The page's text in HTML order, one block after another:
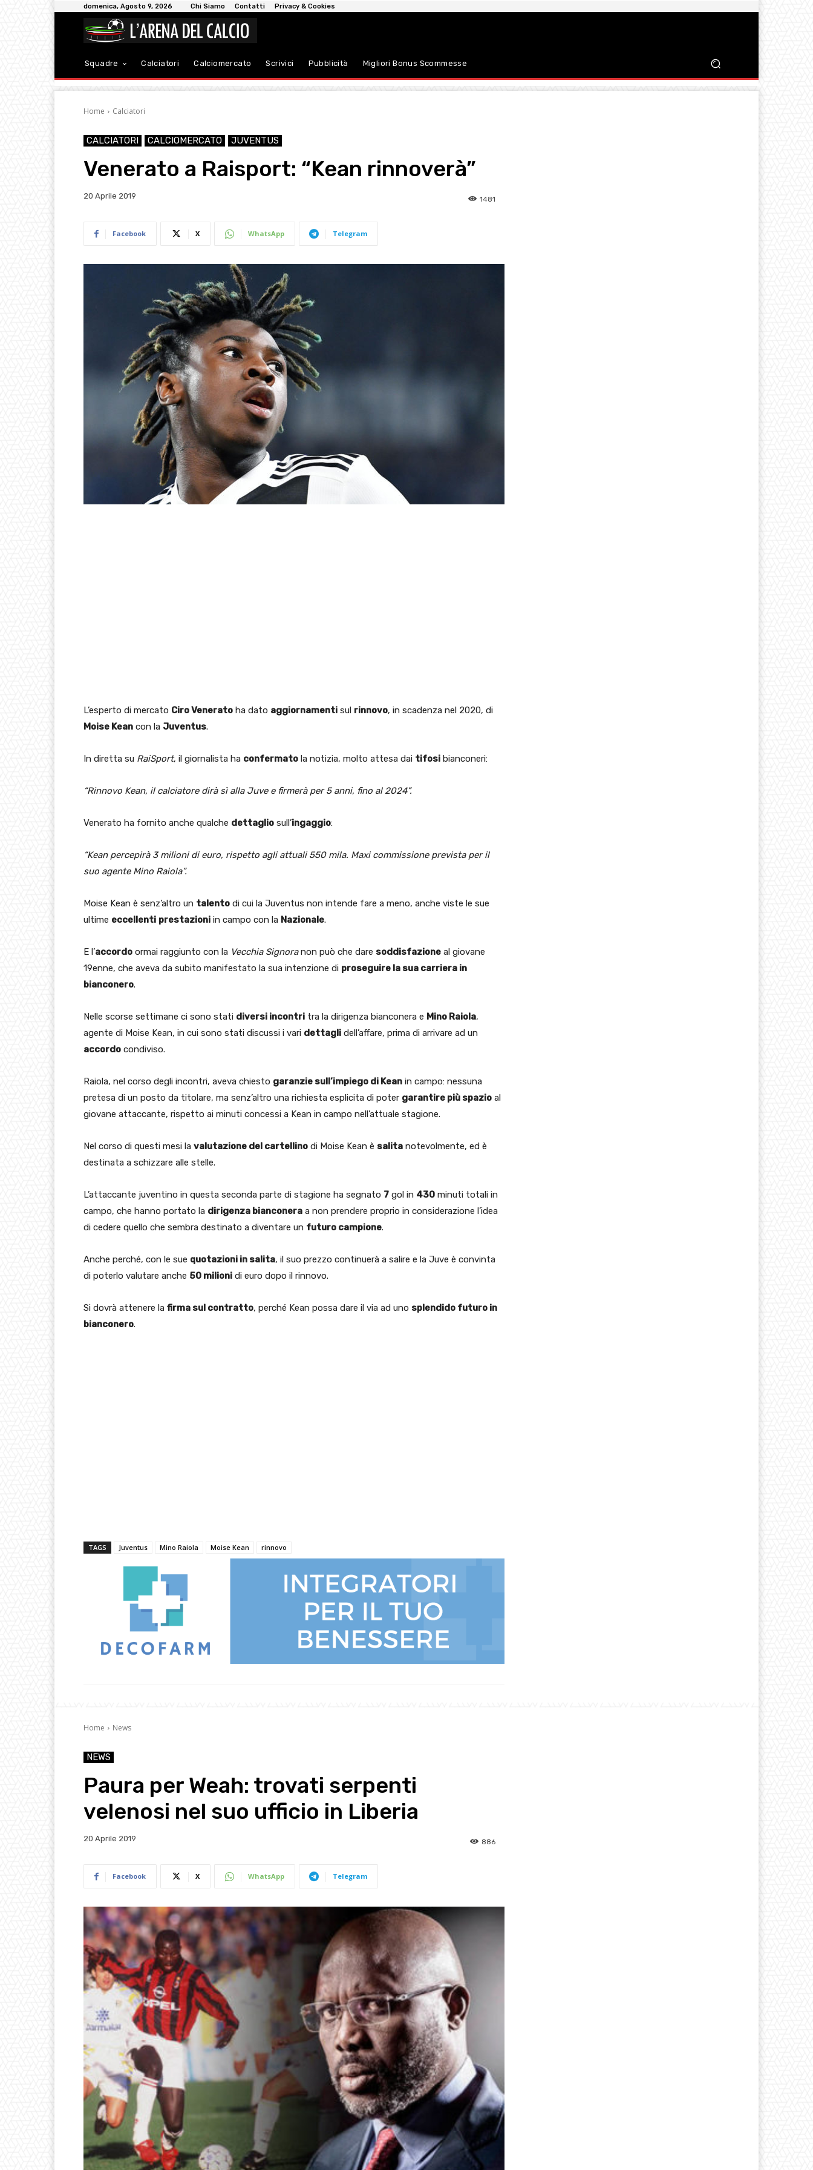
domenica, Agosto 9, 2026 Chi Siamo Contatti Privacy & Cookies
Squadre Calciatori Calciomercato Scrivici Pubblicità Migliori Bonus Scommesse
Home Calciatori
CALCIATORI CALCIOMERCATO JUVENTUS
Venerato a Raisport: “Kean rinnoverà”
20 Aprile 2019 1481
Facebook X WhatsApp Telegram
L’esperto di mercato Ciro Venerato ha dato aggiornamenti sul rinnovo, in scadenza nel 2020, di
Moise Kean con la Juventus.
In diretta su RaiSport, il giornalista ha confermato la notizia, molto attesa dai tifosi bianconeri:
“Rinnovo Kean, il calciatore dirà sì alla Juve e firmerà per 5 anni, fino al 2024”.
Venerato ha fornito anche qualche dettaglio sull’ingaggio:
“Kean percepirà 3 milioni di euro, rispetto agli attuali 550 mila. Maxi commissione prevista per il
suo agente Mino Raiola”.
Moise Kean è senz’altro un talento di cui la Juventus non intende fare a meno, anche viste le sue
ultime eccellenti prestazioni in campo con la Nazionale.
E l’accordo ormai raggiunto con la Vecchia Signoranon può che dare soddisfazione al giovane
19enne, che aveva da subito manifestato la sua intenzione di proseguire la sua carriera in
bianconero.
Nelle scorse settimane ci sono stati diversi incontri tra la dirigenza bianconera e Mino Raiola,
agente di Moise Kean, in cui sono stati discussi i vari dettagli dell’affare, prima di arrivare ad un
accordo condiviso.
Raiola, nel corso degli incontri, aveva chiesto garanzie sull’impiego di Kean in campo: nessuna
pretesa di un posto da titolare, ma senz’altro una richiesta esplicita di poter garantire più spazio al
giovane attaccante, rispetto ai minuti concessi a Kean in campo nell’attuale stagione.
Nel corso di questi mesi la valutazione del cartellino di Moise Kean è salita notevolmente, ed è
destinata a schizzare alle stelle.
L’attaccante juventino in questa seconda parte di stagione ha segnato 7 gol in 430 minuti totali in
campo, che hanno portato la dirigenza bianconera a non prendere proprio in considerazione l’idea
di cedere quello che sembra destinato a diventare un futuro campione.
Anche perché, con le sue quotazioni in salita, il suo prezzo continuerà a salire e la Juve è convinta
di poterlo valutare anche 50 milioni di euro dopo il rinnovo.
Si dovrà attenere la firma sul contratto, perché Kean possa dare il via ad uno splendido futuro in
bianconero.
TAGS Juventus Mino Raiola Moise Kean rinnovo